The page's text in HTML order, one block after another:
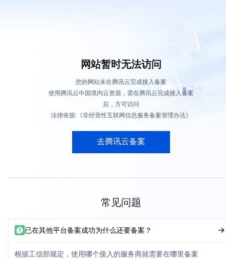
网站暂时无法访问
您的网站未在腾讯云完成接入备案
使用腾讯云中国境内云资源，需在腾讯云完成接入备案
后，方可访问
法律依据:《非经营性互联网信息服务备案管理办法》
去腾讯云备案
常见问题
已在其他平台备案成功为什么还要备案？
根据工信部规定，使用哪个接入的服务商就需要在哪里备案